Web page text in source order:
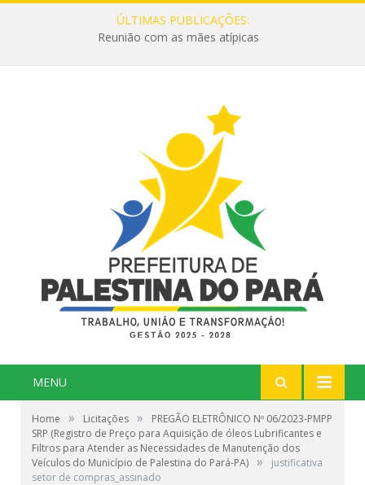
ÚLTIMAS PUBLICAÇÕES:
Reunião com as mães atípicas
MENU
Home » Licitações »
PREGÃO ELETRÔNICO Nº 06/2023-PMPP
SRP (Registro de Preço para Aquisição de óleos Lubrificantes e
Filtros para Atender as Necessidades de Manutenção dos
Veículos do Município de Palestina do Pará-PA) »
justificativa
setor de compras_assinado